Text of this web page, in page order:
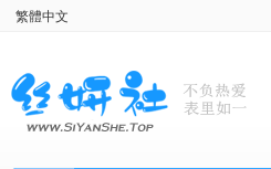
繁體中文